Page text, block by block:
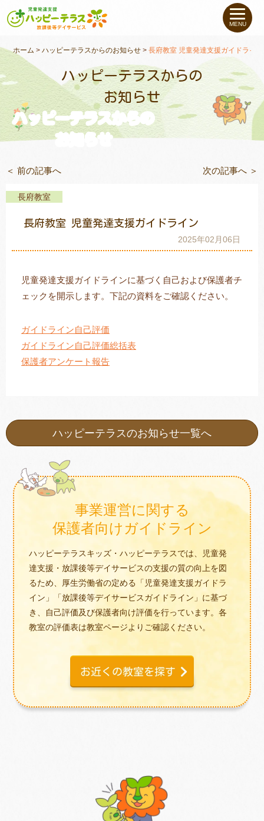
私たちについて
未就学のお子さま（０〜６才）
小学生〜高校生の お子さま
支援事例
教室一覧
MENU
ホーム >ハッピーテラスからのお知らせ >長府教室 児童発達支援ガイドライン
ハッピーテラスからの
お知らせ
ハッピーテラスからの
お知らせ
＜ 前の記事へ 次の記事へ ＞
長府教室
長府教室 児童発達支援ガイドライン
2025年02月06日
児童発達支援ガイドラインに基づく自己および保護者チ
ェックを開示します。下記の資料をご確認ください。
ガイドライン自己評価
ガイドライン自己評価総括表
保護者アンケート報告
ハッピーテラスのお知らせ一覧へ
事業運営に関する
保護者向けガイドライン
ハッピーテラスキッズ・ハッピーテラスでは、児童発
達支援・放課後等デイサービスの支援の質の向上を図
るため、厚生労働省の定める「児童発達支援ガイドラ
イン」「放課後等デイサービスガイドライン」に基づ
き、自己評価及び保護者向け評価を行っています。各
教室の評価表は教室ページよりご確認ください。